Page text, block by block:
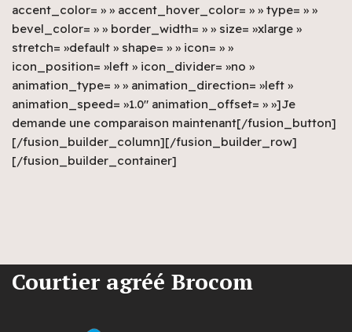
accent_color= » » accent_hover_color= » » type= » »
bevel_color= » » border_width= » » size= »xlarge »
stretch= »default » shape= » » icon= » »
icon_position= »left » icon_divider= »no »
animation_type= » » animation_direction= »left »
animation_speed= »1.0″ animation_offset= » »]Je
demande une comparaison maintenant[/fusion_button]
[/fusion_builder_column][/fusion_builder_row]
[/fusion_builder_container]
Courtier agréé Brocom